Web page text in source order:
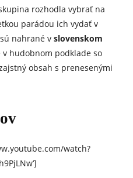
rozhodla vybrať na
parádou ich vydať v
nahrané v slovenskom
hudobnom podklade so
obsah s prenesenými
watch?